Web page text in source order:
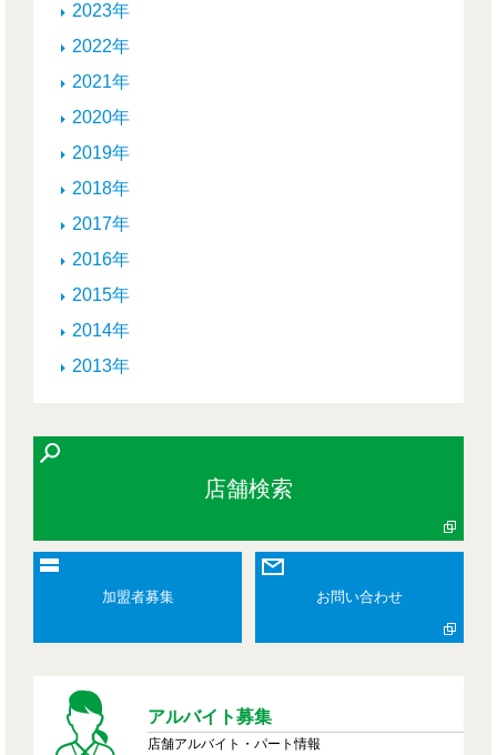
2023年
2022年
2021年
2020年
2019年
2018年
2017年
2016年
2015年
2014年
2013年
店舗検索
加盟者募集 お問い合わせ
アルバイト募集
店舗アルバイト・パート情報